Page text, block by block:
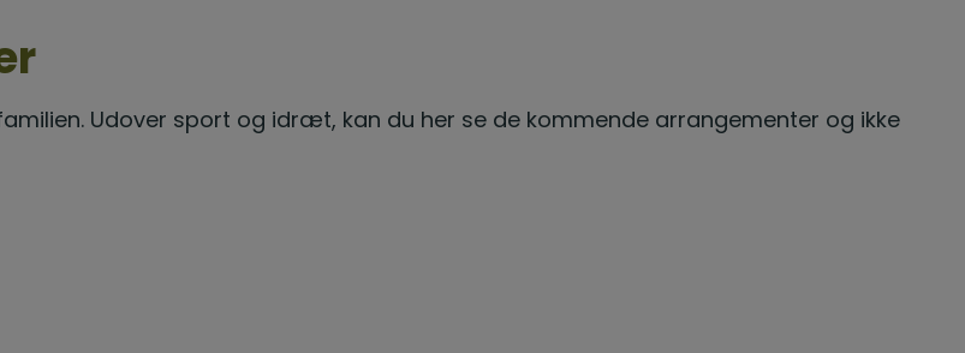
Udover sport og idræt, kan du her se de kommende arrangementer og ikke